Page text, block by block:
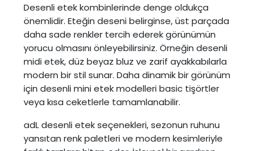
Desenli etek kombinlerinde denge oldukça
önemlidir. Eteğin deseni belirginse, üst parçada
daha sade renkler tercih ederek görünümün
yorucu olmasını önleyebilirsiniz. Örneğin desenli
midi etek, düz beyaz bluz ve zarif ayakkabılarla
modern bir stil sunar. Daha dinamik bir görünüm
için desenli mini etek modelleri basic tişörtler
veya kısa ceketlerle tamamlanabilir.
adL desenli etek seçenekleri, sezonun ruhunu
yansıtan renk paletleri ve modern kesimleriyle